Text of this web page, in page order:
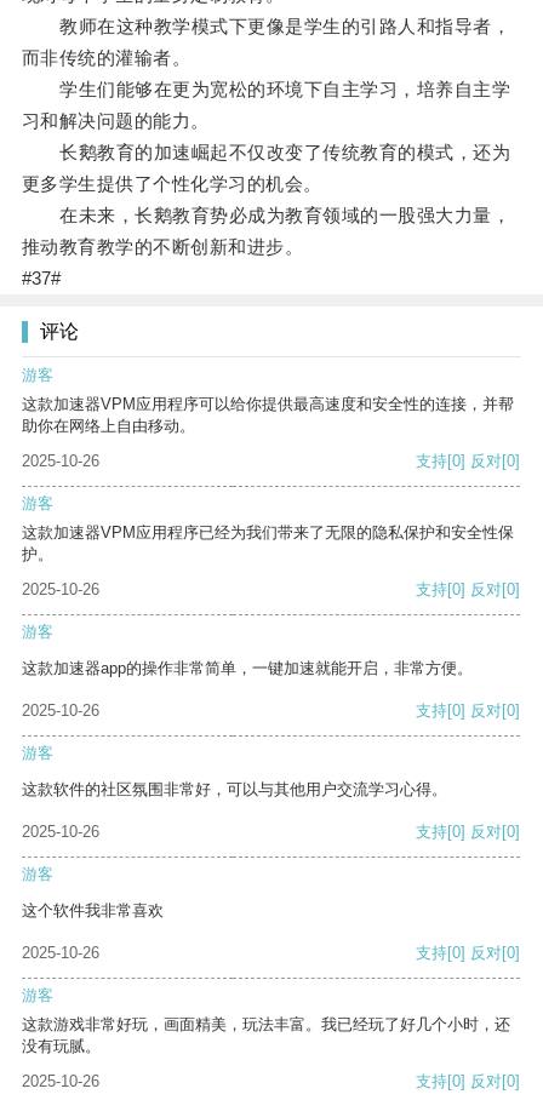
教师在这种教学模式下更像是学生的引路人和指导者，
而非传统的灌输者。
学生们能够在更为宽松的环境下自主学习，培养自主学
习和解决问题的能力。
长鹅教育的加速崛起不仅改变了传统教育的模式，还为
更多学生提供了个性化学习的机会。
在未来，长鹅教育势必成为教育领域的一股强大力量，
推动教育教学的不断创新和进步。
#37#
评论
游客
这款加速器VPM应用程序可以给你提供最高速度和安全性的连接，并帮
助你在网络上自由移动。
2025-10-26
支持[0] 反对[0]
游客
这款加速器VPM应用程序已经为我们带来了无限的隐私保护和安全性保
护。
2025-10-26
支持[0] 反对[0]
游客
这款加速器app的操作非常简单，一键加速就能开启，非常方便。
2025-10-26 支持[0] 反对[0]
游客
这款软件的社区氛围非常好，可以与其他用户交流学习心得。
2025-10-26 支持[0] 反对[0]
游客
这个软件我非常喜欢
2025-10-26 支持[0] 反对[0]
游客
这款游戏非常好玩，画面精美，玩法丰富。我已经玩了好几个小时，还
没有玩腻。
2025-10-26
支持[0] 反对[0]